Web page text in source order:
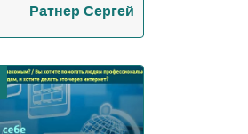
Ратнер Сергей